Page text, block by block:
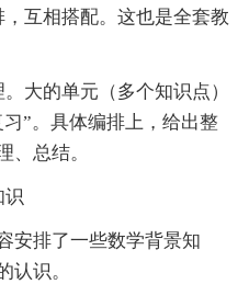
互相搭配。这也是全套教
大的单元（多个知识点）
”。具体编排上，给出整
、总结。
识
安排了一些数学背景知
认识。